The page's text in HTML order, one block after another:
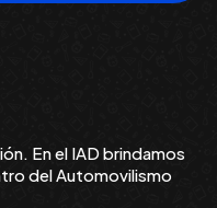
En el IAD brindamos
del Automovilismo